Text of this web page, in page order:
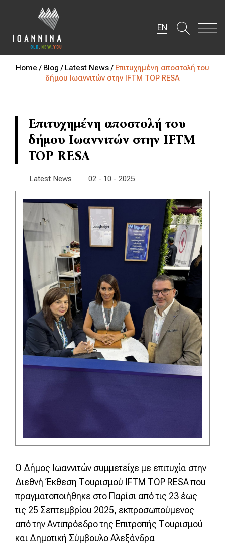
EN
Home / Blog / Latest News / Επιτυχημένη αποστολή του
δήμου Ιωαννιτών στην IFTM TOP RESA
Επιτυχημένη αποστολή του
δήμου Ιωαννιτών στην IFTM
TOP RESA
Latest News 02 - 10 - 2025
Ο Δήμος Ιωαννιτών συμμετείχε με επιτυχία στην
Διεθνή Έκθεση Τουρισμού IFTM TOP RESA που
πραγματοποιήθηκε στο Παρίσι από τις 23 έως
τις 25 Σεπτεμβρίου 2025, εκπροσωπούμενος
από την Αντιπρόεδρο της Επιτροπής Τουρισμού
και Δημοτική Σύμβουλο Αλεξάνδρα